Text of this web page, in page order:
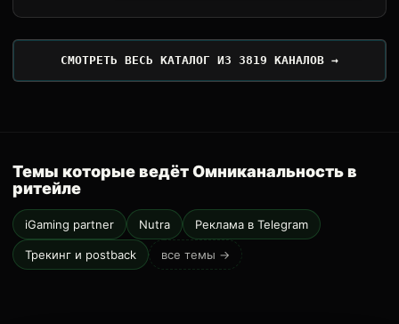
СМОТРЕТЬ ВЕСЬ КАТАЛОГ ИЗ 3819 КАНАЛОВ →
Темы которые ведёт Омниканальность в
ритейле
iGaming partner Nutra Реклама в Telegram
Трекинг и postback все темы →